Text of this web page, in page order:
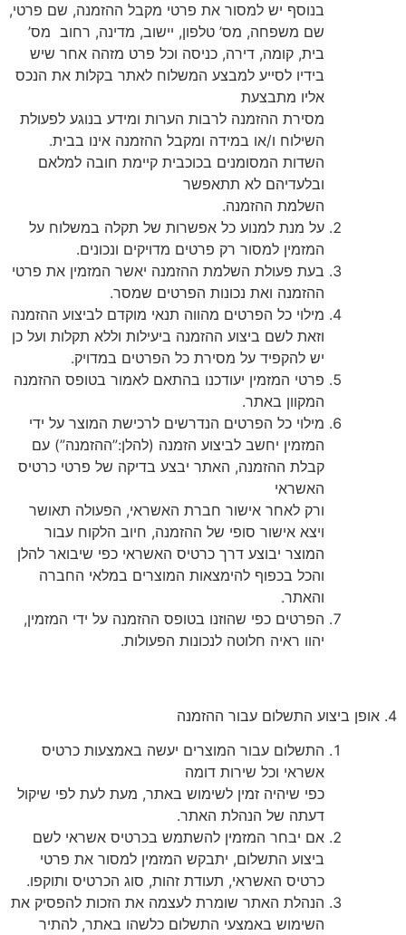
בנוסף יש למסור את פרטי מקבל ההזמנה, שם פרטי,
שם משפחה, מס’ טלפון, יישוב, מדינה, רחוב מס’
בית, קומה, דירה, כניסה וכל פרט מזהה אחר שיש
בידיו לסייע למבצע המשלוח לאתר בקלות את הנכס
אליו מתבצעת
מסירת ההזמנה לרבות הערות ומידע בנוגע לפעולת
השילוח ו/או במידה ומקבל ההזמנה אינו בבית.
השדות המסומנים בכוכבית קיימת חובה למלאם
ובלעדיהם לא תתאפשר
השלמת ההזמנה.
על מנת למנוע כל אפשרות של תקלה במשלוח על
המזמין למסור רק פרטים מדויקים ונכונים.
בעת פעולת השלמת ההזמנה יאשר המזמין את פרטי
ההזמנה ואת נכונות הפרטים שמסר.
מילוי כל הפרטים מהווה תנאי מוקדם לביצוע ההזמנה
וזאת לשם ביצוע ההזמנה ביעילות וללא תקלות ועל כן
יש להקפיד על מסירת כל הפרטים במדויק.
פרטי המזמין יעודכנו בהתאם לאמור בטופס ההזמנה
המקוון באתר.
מילוי כל הפרטים הנדרשים לרכישת המוצר על ידי
המזמין יחשב לביצוע הזמנה (להלן:”ההזמנה”) עם
קבלת ההזמנה, האתר יבצע בדיקה של פרטי כרטיס
האשראי
ורק לאחר אישור חברת האשראי, הפעולה תאושר
ויצא אישור סופי של ההזמנה, חיוב הלקוח עבור
המוצר יבוצע דרך כרטיס האשראי כפי שיבואר להלן
והכל בכפוף להימצאות המוצרים במלאי החברה
והאתר.
הפרטים כפי שהוזנו בטופס ההזמנה על ידי המזמין,
יהוו ראיה חלוטה לנכונות הפעולות.
4. אופן ביצוע התשלום עבור ההזמנה
התשלום עבור המוצרים יעשה באמצעות כרטיס
אשראי וכל שירות דומה
כפי שיהיה זמין לשימוש באתר, מעת לעת לפי שיקול
דעתה של הנהלת האתר.
אם יבחר המזמין להשתמש בכרטיס אשראי לשם
ביצוע התשלום, יתבקש המזמין למסור את פרטי
כרטיס האשראי, תעודת זהות, סוג הכרטיס ותוקפו.
הנהלת האתר שומרת לעצמה את הזכות להפסיק את
השימוש באמצעי התשלום כלשהו באתר, להתיר